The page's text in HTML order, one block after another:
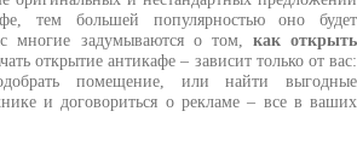
тем большей популярностью оно будет
многие задумываются о том,как открыть
открытие антикафе – зависит только от вас:
помещение, или найти выгодные
и договориться о рекламе – все в ваших